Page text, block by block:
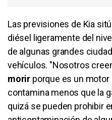
Las previsiones de Kia
diésel ligeramente del
de algunas grandes
vehículos. "Nosotros
morir porque es un
contamina menos que la
quizá se pueden prohibir